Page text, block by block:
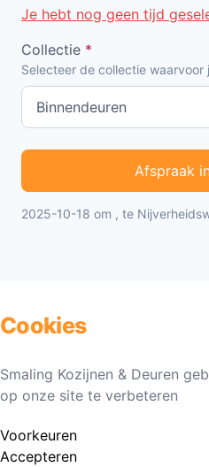
Je hebt nog geen tijd
Collectie *
Selecteer de collectie
Afspraak
2025-10-18 om , te
Cookies
Smaling Kozijnen & Deuren
op onze site te verbeteren
Voorkeuren
Accepteren